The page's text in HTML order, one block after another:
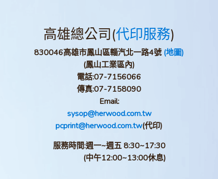
高雄總公司(代印服務)
830046高雄市鳳山區輜汽北一路4號(地圖)
(鳳山工業區內)
電話:07-7156066
傳真:07-7158090
Email:
sysop@herwood.com.tw
pcprint@herwood.com.tw(代印)
服務時間:週一~週五 8:30~17:30
(中午12:00~13:00休息)